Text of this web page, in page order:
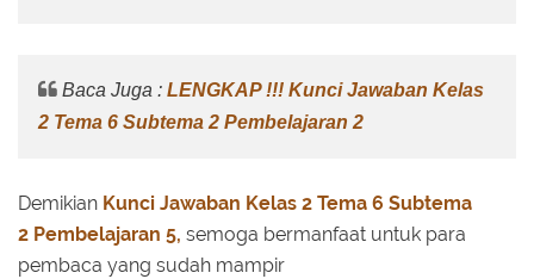
Baca Juga : LENGKAP !!! Kunci Jawaban Kelas
2 Tema 6 Subtema 2 Pembelajaran 2
Demikian Kunci Jawaban Kelas 2 Tema 6 Subtema
2 Pembelajaran 5, semoga bermanfaat untuk para
pembaca yang sudah mampir